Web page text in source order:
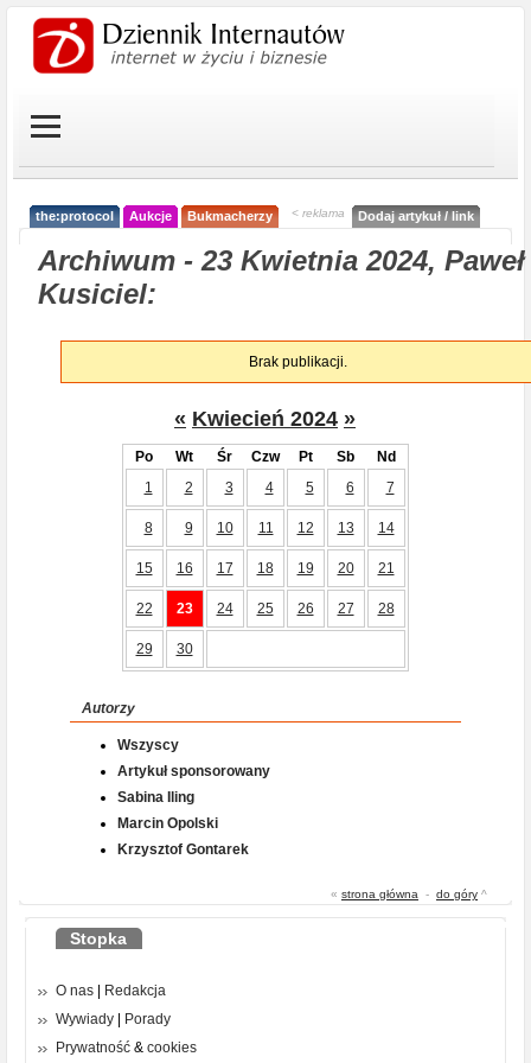
the:protocol Aukcje Bukmacherzy < reklama Dodaj artykuł / link
Archiwum - 23 Kwietnia 2024, Paweł
Kusiciel:
Brak publikacji.
« Kwiecień 2024 »
Po Wt Śr Czw Pt Sb
Nd
1
2 3 4 5 6 7
8 9 10 11 12 13 14
15 16 17 18 19 20 21
22 23 24 25 26 27 28
29 30
Autorzy
Wszyscy
Artykuł sponsorowany
Sabina Iling
Marcin Opolski
Krzysztof Gontarek
« strona główna - do góry ^
Stopka
O nas
Redakcja
Wywiady
Porady
Prywatność & cookies